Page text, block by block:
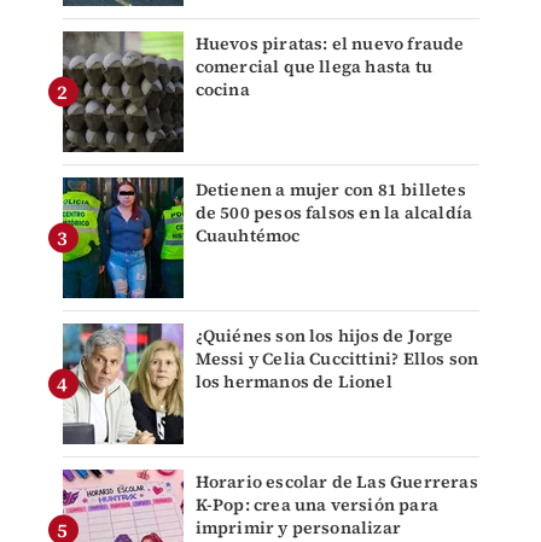
Huevos piratas: el nuevo fraude
comercial que llega hasta tu
cocina
Detienen a mujer con 81 billetes
de 500 pesos falsos en la alcaldía
Cuauhtémoc
¿Quiénes son los hijos de Jorge
Messi y Celia Cuccittini? Ellos son
los hermanos de Lionel
Horario escolar de Las Guerreras
K-Pop: crea una versión para
imprimir y personalizar